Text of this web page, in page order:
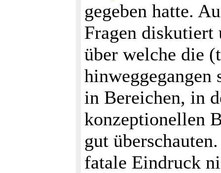
gegeben hatte.
Fragen diskutiert
über welche die
in Bereichen, in
konzeptionellen
gut
fatale Eindruck